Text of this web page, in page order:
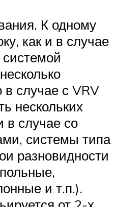
К одному
как и в случае
в случае с VRV
нескольких
в случае со
системы типа
разновидности
и т.п.).